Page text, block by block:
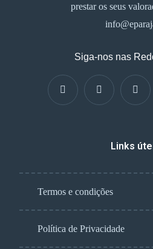
prestar os seus
Siga-nos nas
Links
Termos e condições
Política de Privacidade